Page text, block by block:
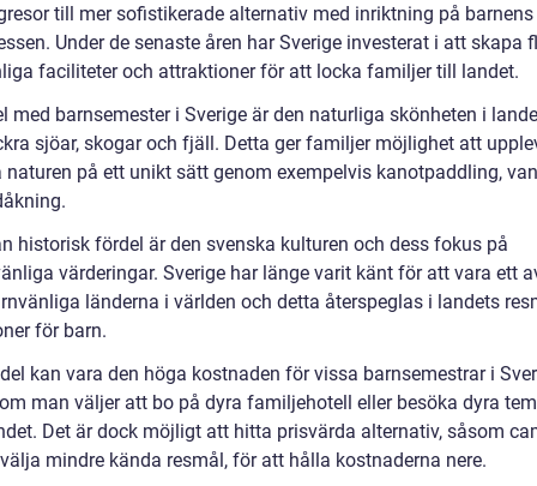
till mer sofistikerade alternativ med inriktning på
Under de senaste åren har Sverige investerat i att skapa
faciliteter och attraktioner för att locka familjer till landet.
med barnsemester i Sverige är den naturliga skönheten i
sjöar, skogar och fjäll. Detta ger familjer möjlighet att
naturen på ett unikt sätt genom exempelvis kanotpaddling,
historisk fördel är den svenska kulturen och dess fokus på
värderingar. Sverige har länge varit känt för att vara ett
länderna i världen och detta återspeglas i landets
för barn.
kan vara den höga kostnaden för vissa barnsemestrar i
man väljer att bo på dyra familjehotell eller besöka dyra
Det är dock möjligt att hitta prisvärda alternativ, såsom
mindre kända resmål, för att hålla kostnaderna nere.